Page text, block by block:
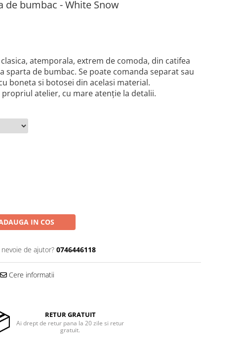
de bumbac - White Snow
atemporala, extrem de comoda, din catifea
sparta de bumbac. Se poate comanda separat sau
boneta si botosei din acelasi material.
atelier, cu mare atenție la detalii.
IN COS
nevoie de ajutor? 0746446118
Cere informatii
RETUR GRATUIT
Ai drept de retur pana la 20 zile si retur
gratuit.